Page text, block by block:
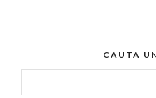
CAUTA